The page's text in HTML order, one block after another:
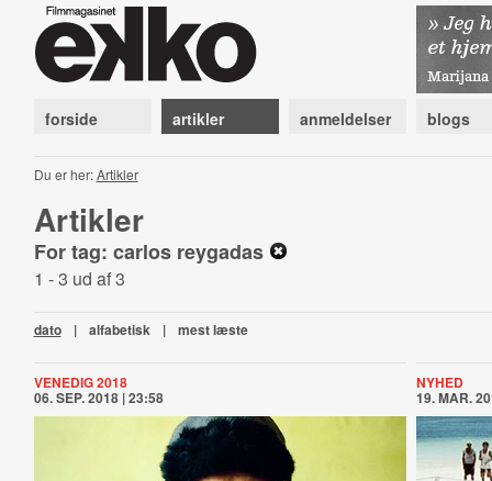
forside artikler anmeldelser blogs
Du er her:Artikler
Artikler
For tag: carlos reygadas
1 - 3 ud af 3
dato | alfabetisk | mest læste
VENEDIG 2018
06. SEP. 2018 | 23:58
NYHED
19. MAR.